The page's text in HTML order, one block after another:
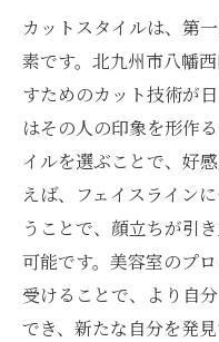
法
髪質ごとに異
美容室で髪質
美容室でのカット
は？
美容室でのカ
日常を変え
美容室で体験
カットがもた
カットスタイルは、第
素です。北九州市八幡
すためのカット技術が
はその人の印象を形作
イルを選ぶことで、好
えば、フェイスライン
うことで、顔立ちが引
可能です。美容室のプ
受けることで、より自
でき、新たな自分を発